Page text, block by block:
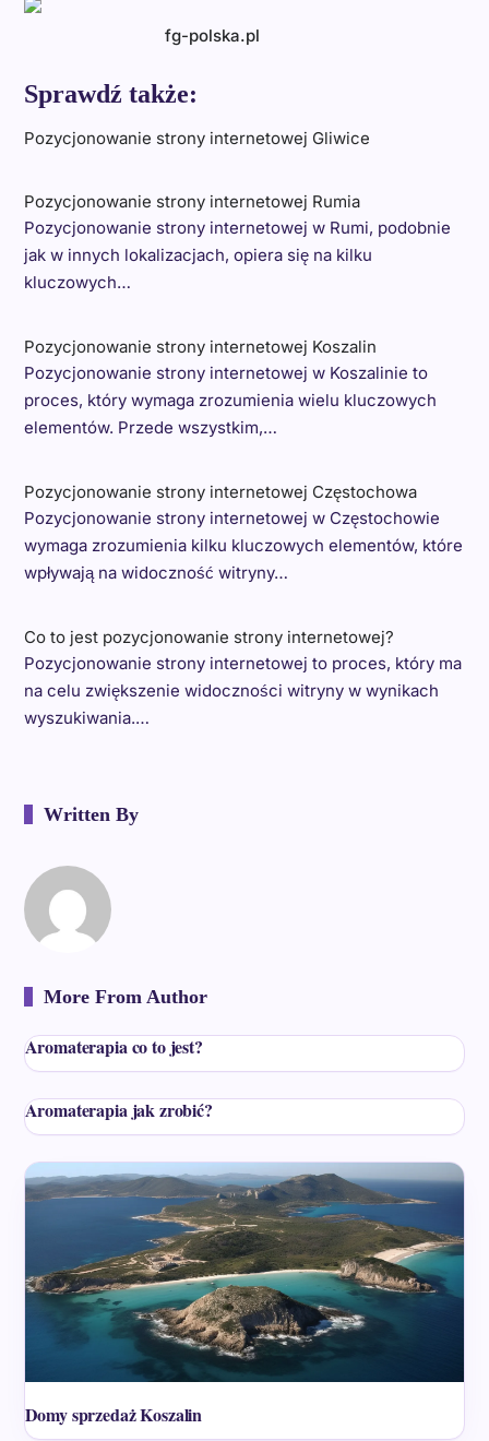
fg-polska.pl
Sprawdź także:
Pozycjonowanie strony internetowej Gliwice
Pozycjonowanie strony internetowej Rumia
Pozycjonowanie strony internetowej w Rumi, podobnie
jak w innych lokalizacjach, opiera się na kilku
kluczowych…
Pozycjonowanie strony internetowej Koszalin
Pozycjonowanie strony internetowej w Koszalinie to
proces, który wymaga zrozumienia wielu kluczowych
elementów. Przede wszystkim,…
Pozycjonowanie strony internetowej Częstochowa
Pozycjonowanie strony internetowej w Częstochowie
wymaga zrozumienia kilku kluczowych elementów, które
wpływają na widoczność witryny…
Co to jest pozycjonowanie strony internetowej?
Pozycjonowanie strony internetowej to proces, który ma
na celu zwiększenie widoczności witryny w wynikach
wyszukiwania.…
Written By
More From Author
Aromaterapia co to jest?
Aromaterapia jak zrobić?
Domy sprzedaż Koszalin